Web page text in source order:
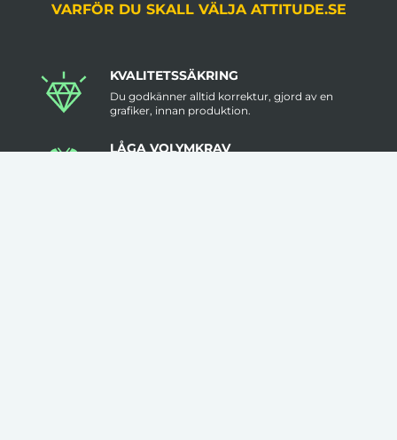
VARFÖR DU SKALL VÄLJA ATTITUDE.SE
KVALITETSSÄKRING
Du godkänner alltid korrektur, gjord av en
grafiker, innan produktion.
LÅGA VOLYMKRAV